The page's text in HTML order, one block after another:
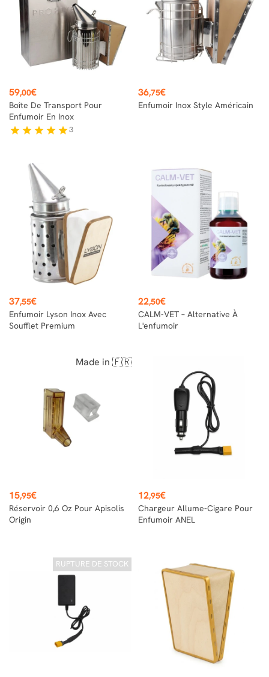
Prix
59,00€
Boîte De Transport Pour
Enfumoir En Inox
star star star star star3
Prix
36,75€
Enfumoir Inox Style Américain
Prix
37,55€
Enfumoir Lyson Inox Avec
Soufflet Premium
Prix
22,50€
CALM-VET – Alternative À
L'enfumoir
Made in 🇫🇷
Prix
15,95€
Réservoir 0,6 Oz Pour Apisolis
Origin
Prix
12,95€
Chargeur Allume-Cigare Pour
Enfumoir ANEL
RUPTURE DE STOCK